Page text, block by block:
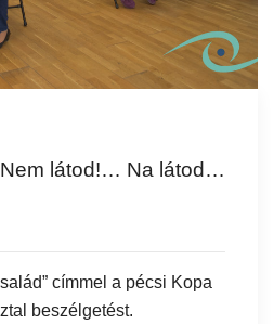
látod!… Na látod…
címmel a pécsi Kopa
beszélgetést.